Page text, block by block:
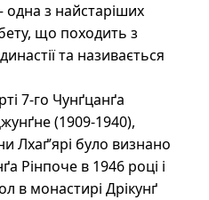
одна з найстаріших
що походить з
та називається
7-го Чунґцанґа
(1909-1940),
Лхаґ’ярі було визнано
Рінпоче в 1946 році і
в монастирі Дрікунґ